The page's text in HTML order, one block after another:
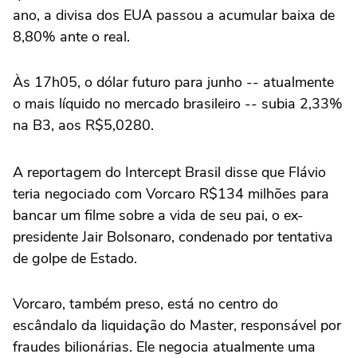
ano, a divisa dos EUA passou ‌a acumular baixa de
8,80% ante o real.
Às 17h05, o dólar futuro para ⁠junho -- atualmente
o mais líquido no mercado brasileiro -- subia 2,33%
na B3, aos R$5,0280.
A reportagem do Intercept Brasil disse que Flávio
teria negociado com Vorcaro R$134 milhões para
bancar um filme sobre a vida de seu pai, o ex-
presidente Jair Bolsonaro, condenado por tentativa
de golpe de Estado.
Vorcaro, também preso, está no centro do
escândalo ‌da liquidação do Master, responsável por
fraudes bilionárias. Ele negocia atualmente uma